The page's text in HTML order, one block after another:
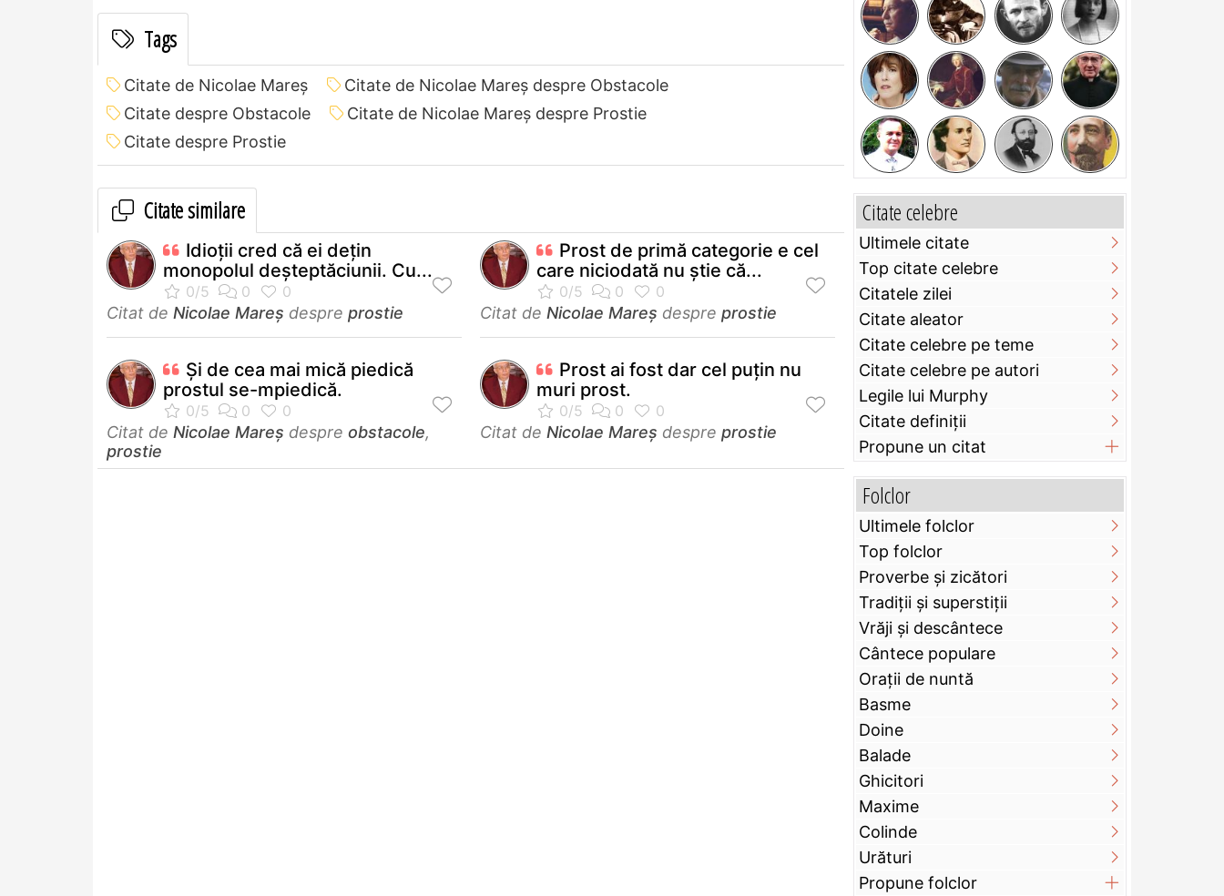
Tags
Citate de Nicolae Mareș
Citate de Nicolae Mareș despre Obstacole
Citate despre Obstacole
Citate de Nicolae Mareș despre Prostie
Citate despre Prostie
Citate similare
Idioţii cred că ei deţin
monopolul deşteptăciunii. Cu...
Citat de Nicolae Mareș despre prostie
Prost de primă categorie e cel
care niciodată nu știe că...
Citat de Nicolae Mareș despre prostie
Și de cea mai mică piedică
prostul se-mpiedică.
Citat de Nicolae Mareș despre obstacole,
prostie
Prost ai fost dar cel puțin nu
muri prost.
Citat de Nicolae Mareș despre prostie
Citate celebre
Ultimele citate
Top citate celebre
Citatele zilei
Citate aleator
Citate celebre pe teme
Citate celebre pe autori
Legile lui Murphy
Citate definiţii
Propune un citat
Folclor
Ultimele folclor
Top folclor
Proverbe și zicători
Tradiții și superstiții
Vrăji și descântece
Cântece populare
Orații de nuntă
Basme
Doine
Balade
Ghicitori
Maxime
Colinde
Urături
Propune folclor